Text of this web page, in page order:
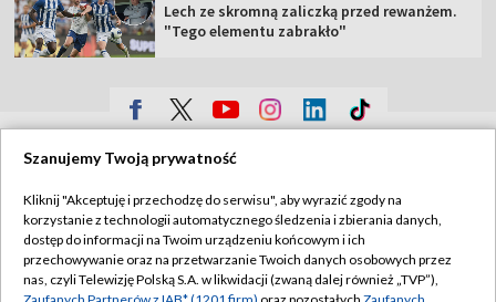
Lech ze skromną zaliczką przed rewanżem.
"Tego elementu zabrakło"
Sklep TVP
Biuro Reklamy
Oferta Handlowa
Polityka prywatności
Moje zgody
Biuro reklamy
Szanujemy Twoją prywatność
Kliknij "Akceptuję i przechodzę do serwisu", aby wyrazić zgody na
korzystanie z technologii automatycznego śledzenia i zbierania danych,
dostęp do informacji na Twoim urządzeniu końcowym i ich
przechowywanie oraz na przetwarzanie Twoich danych osobowych przez
nas, czyli Telewizję Polską S.A. w likwidacji (zwaną dalej również „TVP”),